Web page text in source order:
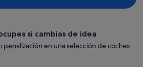
si cambias de idea
penalización en una selección de coches